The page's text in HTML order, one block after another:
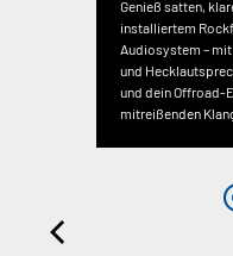
Genieß satten,
installiertem
Audiosystem –
und
und dein Offroad-
mitreißenden